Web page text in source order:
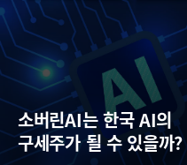
소버린AI는 한국 AI의
구세주가 될 수 있을까?